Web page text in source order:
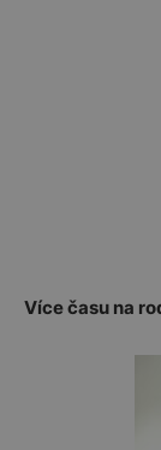
Více času na